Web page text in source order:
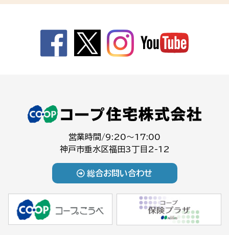
営業時間/9:20～17:00
神戸市垂水区福田3丁目2-12
総合お問い合わせ